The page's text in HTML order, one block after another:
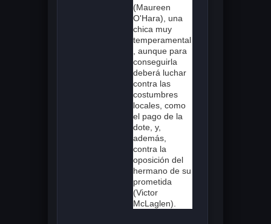
(Maureen
O'Hara), una
chica muy
temperamental
, aunque para
conseguirla
deberá luchar
contra las
costumbres
locales, como
el pago de la
dote, y,
además,
contra la
oposición del
hermano de su
prometida
(Victor
McLaglen).